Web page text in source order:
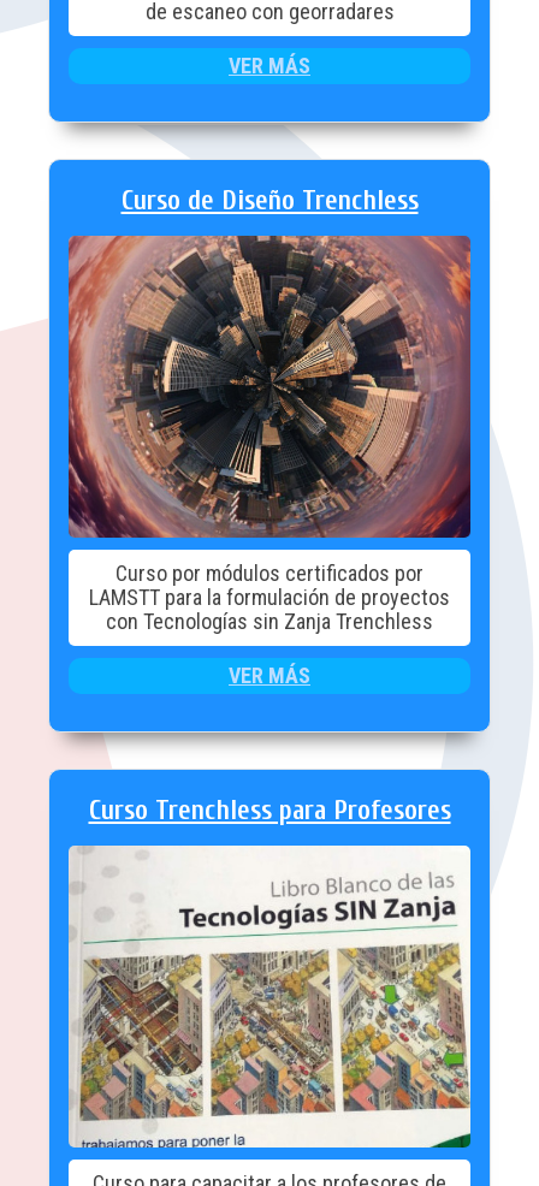
de escaneo con georradares
VER MÁS
Curso de Diseño Trenchless
Curso por módulos certificados por
LAMSTT para la formulación de proyectos
con Tecnologías sin Zanja Trenchless
VER MÁS
Curso Trenchless para Profesores